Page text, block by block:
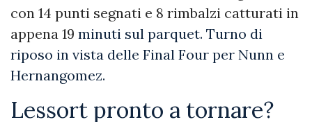
con 14 punti segnati e 8 rimbalzi catturati in
appena 19 minuti sul parquet. Turno di
riposo in vista delle Final Four per Nunn e
Hernangomez.
Lessort pronto a tornare?